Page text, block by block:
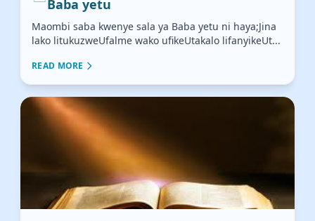
Baba yetu
Maombi saba kwenye sala ya Baba yetu ni haya;Jina
lako litukuzweUfalme wako ufikeUtakalo lifanyikeUt...
READ MORE